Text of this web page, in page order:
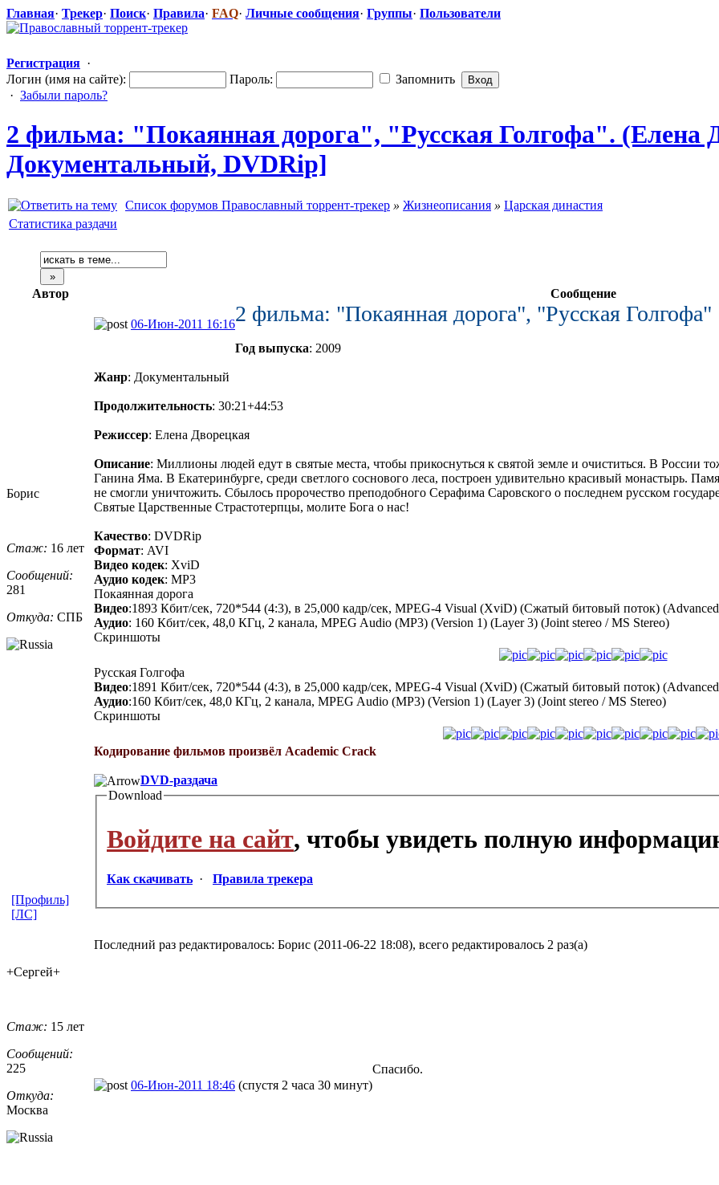
Главная· Трекер· Поиск· Правила· FAQ· Личные сообщения· Группы· Пользователи
Регистрация ·
Логин (имя на сайте):
Пароль:
Запомнить
· Забыли пароль?
2 фильма: "Покаянн​ая дорога", "Русская Голгофа". (Елена
Документальн​ый, DVDRip]
Список форумов Православный торрент-трекер » Жизнеописания » Царская династия
Статистика раздачи
Автор Сообщение
Борис
Стаж: 16 лет
Сообщений:
281
Откуда: СПБ
06-Июн-2011 16:162 фильма: "Покаянная дорога", "Русская Голгофа"
Год выпуска: 2009
Жанр: Документальный
Продолжительность: 30:21+44:53
Режиссер: Елена Дворецкая
Описание: Миллионы людей едут в святые места, чтобы прикоснуться к святой земле и очиститься. В России
Ганина Яма. В Екатеринбурге, среди светлого соснового леса, построен удивительно красивый монастырь.
не смогли уничтожить. Сбылось пророчество преподобного Серафима Саровского о последнем русском
Святые Царственные Страстотерпцы, молите Бога о нас!
Качество: DVDRip
Формат: AVI
Видео кодек: XviD
Аудио кодек: MP3
Покаянная дорога
Видео:1893 Кбит/сек, 720*544 (4:3), в 25,000 кадр/сек, MPEG-4 Visual (XviD) (Сжатый битовый поток)
Аудио: 160 Кбит/сек, 48,0 КГц, 2 канала, MPEG Audio (MP3) (Version 1) (Layer 3) (Joint stereo / MS Stereo)
Скриншоты
Русская Голгофа
Видео:1891 Кбит/сек, 720*544 (4:3), в 25,000 кадр/сек, MPEG-4 Visual (XviD) (Сжатый битовый поток)
Аудио:160 Кбит/сек, 48,0 КГц, 2 канала, MPEG Audio (MP3) (Version 1) (Layer 3) (Joint stereo / MS Stereo)
Скриншоты
Кодирование фильмов произвёл Academic Crack
DVD-раздача
Download
Войдите на сайт, чтобы увидеть полную
Как скачивать · Правила трекера
Последний раз редактировалось: Борис (2011-06-22 18:08), всего редактировалось 2 раз(а)
[Профиль]
[ЛС]
+Сергей+
Стаж: 15 лет
Сообщений:
225
Откуда:
Москва
06-Июн-2011 18:46 (спустя 2 часа 30 минут)
Спасибо.